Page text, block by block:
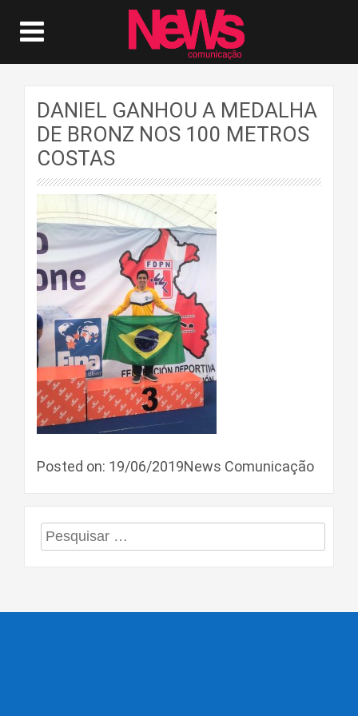
DANIEL GANHOU A MEDALHA
DE BRONZ NOS 100 METROS
COSTAS
Posted on: 19/06/2019News Comunicação
Pesquisar
por: